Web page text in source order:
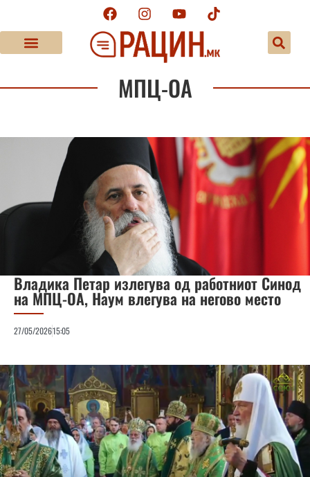
МПЦ-ОА
Владика Петар излегува од работниот Синод
на МПЦ-ОА, Наум влегува на негово место
27/05/202615:05